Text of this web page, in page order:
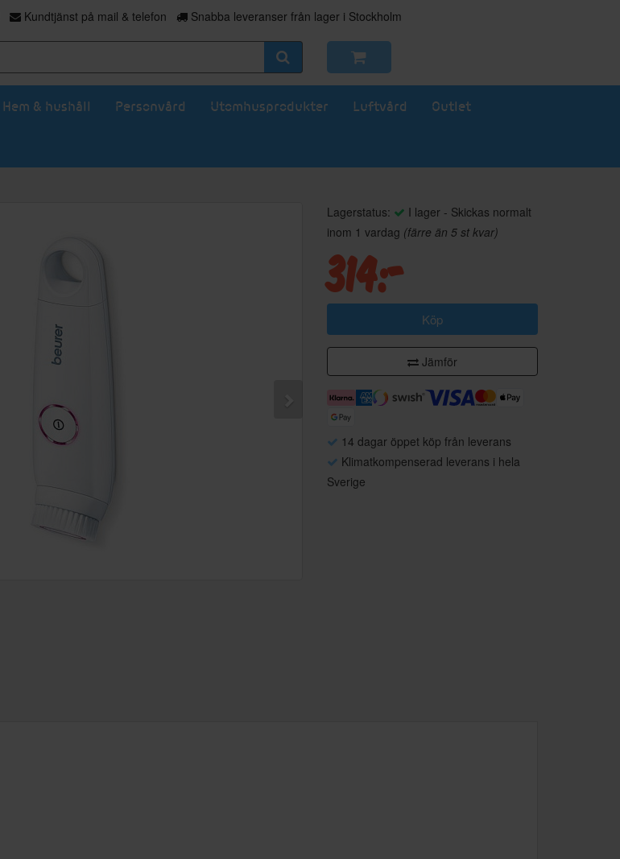
Kundtjänst på mail & telefon Snabba leveranser från lager i Stockholm
Hem & hushåll Personvård Utomhusprodukter Luftvård Outlet
Lagerstatus:
I lager - Skickas normalt
inom 1 vardag (färre än 5 st kvar)
314:-
Köp
Jämför
14 dagar öppet köp från leverans
Klimatkompenserad leverans i hela
Sverige